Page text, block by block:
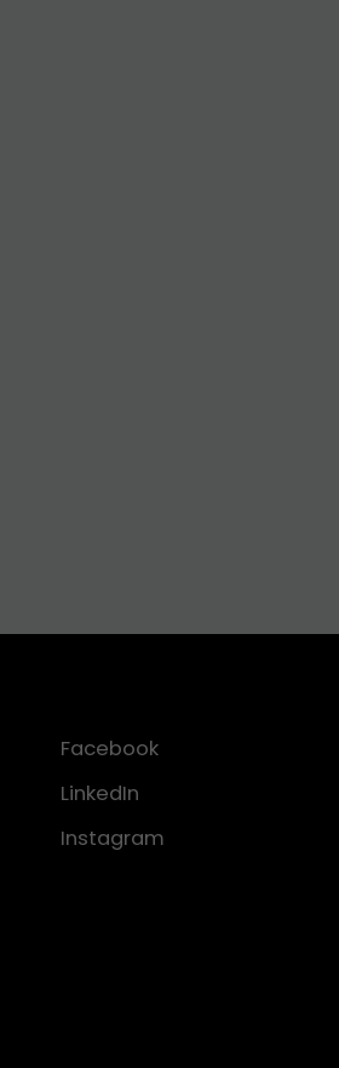
Facebook
LinkedIn
Instagram